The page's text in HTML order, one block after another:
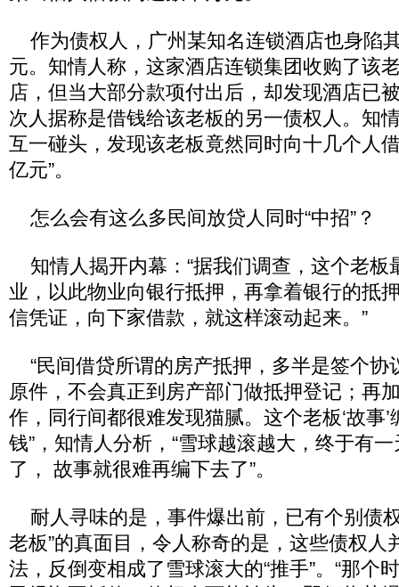
作为债权人，广州某知名连锁酒店也身陷
元。知情人称，这家酒店连锁集团收购了该
店，但当大部分款项付出后，却发现酒店已
次人据称是借钱给该老板的另一债权人。知
互一碰头，发现该老板竟然同时向十几个人
亿元”。
怎么会有这么多民间放贷人同时“中招”？
知情人揭开内幕：“据我们调查，这个老板
业，以此物业向银行抵押，再拿着银行的抵
信凭证，向下家借款，就这样滚动起来。”
“民间借贷所谓的房产抵押，多半是签个协
原件，不会真正到房产部门做抵押登记；再
作，同行间都很难发现猫腻。这个老板‘故事
钱”，知情人分析，“雪球越滚越大，终于有
了， 故事就很难再编下去了”。
耐人寻味的是，事件爆出前，已有个别债
老板”的真面目，令人称奇的是，这些债权人
法，反倒变相成了雪球滚大的“推手”。“那个